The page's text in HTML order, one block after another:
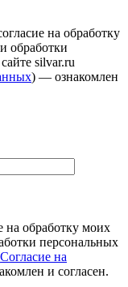
на обработку
обработки
silvar.ru
) — ознакомлен
на обработку моих
персональных
Согласие на
и согласен.